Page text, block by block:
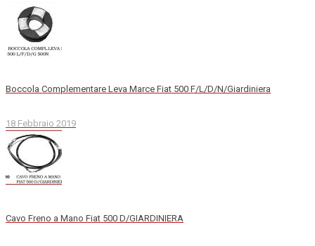
Boccola Complementare Leva Marce Fiat 500 F/L/D/N/Giardiniera
18 Febbraio 2019
Cavo Freno a Mano Fiat 500 D/GIARDINIERA